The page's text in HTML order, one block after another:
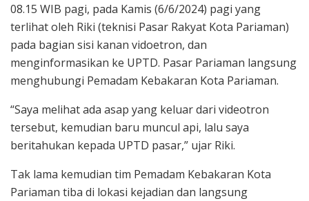
08.15 WIB pagi, pada Kamis (6/6/2024) pagi yang
terlihat oleh Riki (teknisi Pasar Rakyat Kota Pariaman)
pada bagian sisi kanan vidoetron, dan
menginformasikan ke UPTD. Pasar Pariaman langsung
menghubungi Pemadam Kebakaran Kota Pariaman.
“Saya melihat ada asap yang keluar dari videotron
tersebut, kemudian baru muncul api, lalu saya
beritahukan kepada UPTD pasar,” ujar Riki.
Tak lama kemudian tim Pemadam Kebakaran Kota
Pariaman tiba di lokasi kejadian dan langsung